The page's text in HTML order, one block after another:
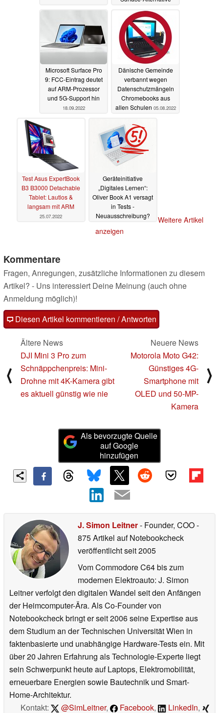
Microsoft Surface Pro
9: FCC-Eintrag deutet
auf ARM-Prozessor
und 5G-Support hin
18.09.2022
Dänische Gemeinde
verbannt wegen
Datenschutzmängeln
Chromebooks aus
allen Schulen 05.08.2022
Test Asus ExpertBook
B3 B3000 Detachable
Tablet: Lautlos &
langsam mit ARM
25.07.2022
Geräteinitiative
„Digitales Lernen“:
Oliver Book A1 versagt
in Tests -
Neuausschreibung?
Weitere Artikel
anzeigen
Kommentare
Fragen, Anregungen, zusätzliche Informationen zu diesem
Artikel? - Uns interessiert Deine Meinung (auch ohne
Anmeldung möglich)!
Diesen Artikel kommentieren / Antworten
⟨
Ältere News
DJI Mini 3 Pro zum
Schnäppchenpreis: Mini-
Drohne mit 4K-Kamera gibt
es aktuell günstig wie nie
Neuere News
Motorola Moto G42:
Günstiges 4G-
Smartphone mit
OLED und 50-MP-
Kamera
⟩
Als bevorzugte Quelle
auf Google
hinzufügen
J. Simon Leitner- Founder, COO-
875 Artikel auf Notebookcheck
veröffentlichtseit 2005
Vom Commodore C64 bis zum
modernen Elektroauto: J. Simon
Leitner verfolgt den digitalen Wandel seit den Anfängen
der Heimcomputer-Ära. Als Co-Founder von
Notebookcheck bringt er seit 2006 seine Expertise aus
dem Studium an der Technischen Universität Wien in
faktenbasierte und unabhängige Hardware-Tests ein. Mit
über 20 Jahren Erfahrung als Technologie-Experte liegt
sein Schwerpunkt heute auf Laptops, Elektromobilität,
erneuerbare Energien sowie Bautechnik und Smart-
Home-Architektur.
Kontakt:
@SimLeitner, Facebook, LinkedIn,